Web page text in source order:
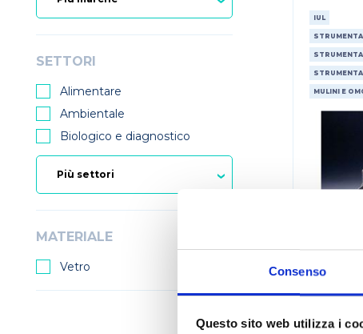
Consenso
Questo sito web utilizza i
SETTORI
Alimentare
Ambientale
Biologico e diagnostico
MATERIALE
Vetro
IUL
MULINI E